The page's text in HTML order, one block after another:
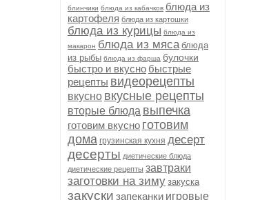
блинчики блюда из кабачков блюда из
картофеля блюда из картошки
блюда из курицы блюда из
макарон блюда из мяса блюда
из рыбы блюда из фарша булочки
быстро и вкусно быстрые
рецепты видеорецепты
вкусно вкусные рецепты
вторые блюда выпечка
готовим вкусно готовим
дома грузинская кухня десерт
десерты диетические блюда
диетические рецепты завтраки
заготовки на зиму закуска
закуски запеканки игровые